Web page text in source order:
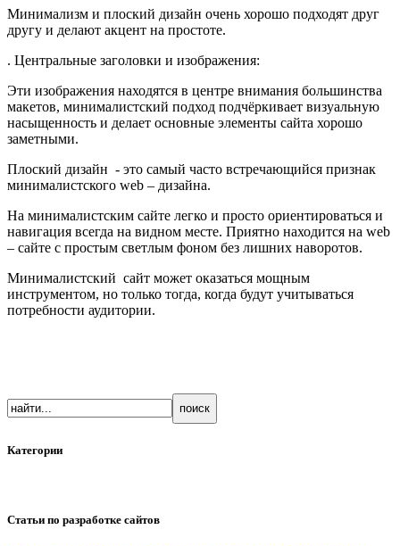
Минимализм и плоский дизайн очень хорошо подходят друг
другу и делают акцент на простоте.
. Центральные заголовки и изображения:
Эти изображения находятся в центре внимания большинства
макетов, минималистский подход подчёркивает визуальную
насыщенность и делает основные элементы сайта хорошо
заметными.
Плоский дизайн - это самый часто встречающийся признак
минималистского web – дизайна.
На минималистским сайте легко и просто ориентироваться и
навигация всегда на видном месте. Приятно находится на web
– сайте с простым светлым фоном без лишних наворотов.
Минималистский сайт может оказаться мощным
инструментом, но только тогда, когда будут учитываться
потребности аудитории.
Категории
Статьи по разработке сайтов